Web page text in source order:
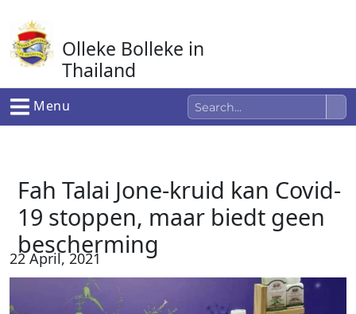
naar
de
inhoud
Olleke Bolleke in
Thailand
In Thailand
Menu
Fah Talai Jone-kruid kan Covid-
19 stoppen, maar biedt geen
bescherming
22 April, 2021